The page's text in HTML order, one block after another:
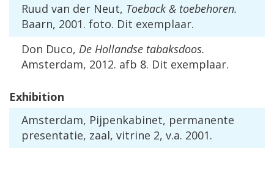
Ruud van der Neut, Toeback & toebehoren.
Baarn, 2001. foto. Dit exemplaar.
Don Duco, De Hollandse tabaksdoos.
Amsterdam, 2012. afb 8. Dit exemplaar.
Exhibition
Amsterdam, Pijpenkabinet, permanente
presentatie, zaal, vitrine 2, v.a. 2001.